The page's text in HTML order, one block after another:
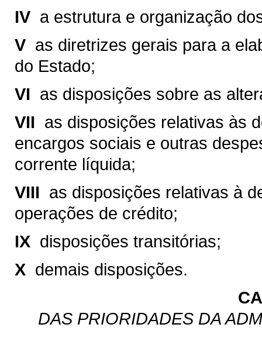
IV  a estrutura e organização
V  as diretrizes gerais para a
do Estado;
VI  as disposições sobre as
VII  as disposições relativas às
encargos sociais e outras
corrente líquida;
VIII  as disposições relativas à
operações de crédito;
IX  disposições transitórias;
X  demais disposições.
DAS PRIORIDADES DA